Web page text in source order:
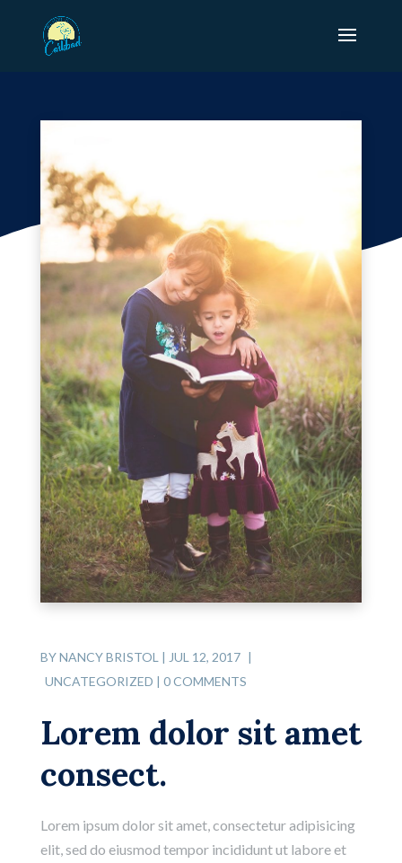
BYNANCY BRISTOL | JUL 12, 2017 |
UNCATEGORIZED | 0 COMMENTS
Lorem dolor sit amet
consect.
Lorem ipsum dolor sit amet, consectetur adipisicing
elit, sed do eiusmod tempor incididunt ut labore et